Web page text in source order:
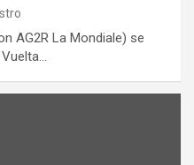
AG2R La Mondiale) se